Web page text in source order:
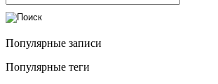
Популярные записи
Популярные теги